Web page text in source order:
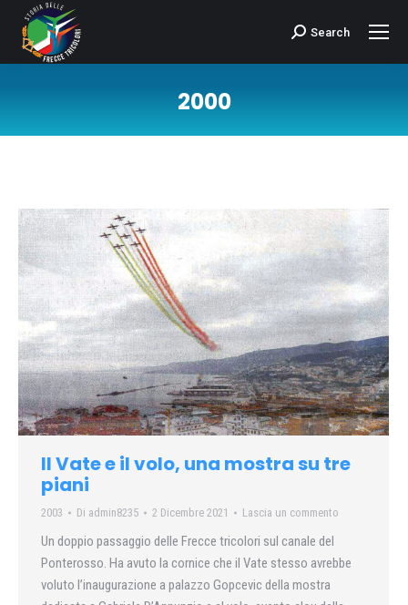
Cerca:Search
2000
Il Vate e il volo, una mostra su tre
piani
2003 Di admin8235 2 Dicembre 2021 Lascia un commento
Un doppio passaggio delle Frecce tricolori sul canale del
Ponterosso. Ha avuto la cornice che il Vate stesso avrebbe
voluto l’inaugurazione a palazzo Gopcevic della mostra